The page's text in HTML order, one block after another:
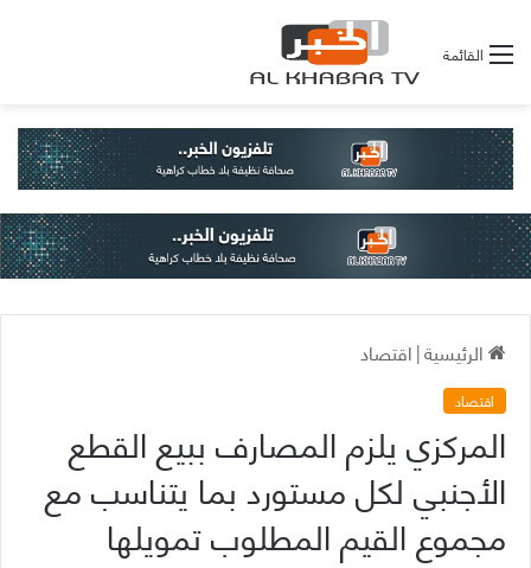
القائمة
الرئيسية|اقتصاد
اقتصاد
المركزي يلزم المصارف ببيع القطع
الأجنبي لكل مستورد بما يتناسب مع
مجموع القيم المطلوب تمويلها